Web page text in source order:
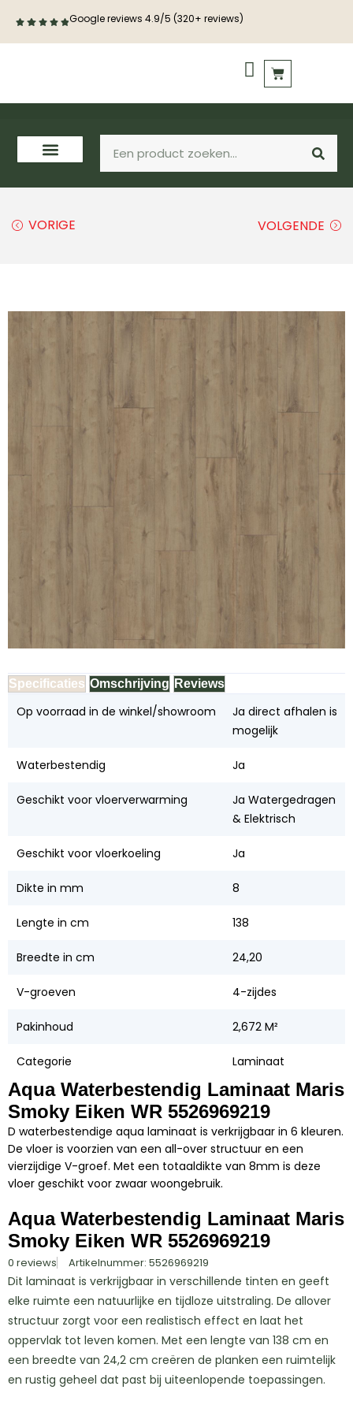
Google reviews 4.9/5 (320+ reviews)
VORIGE VOLGENDE
Specificaties Omschrijving Reviews
Op voorraad in de winkel/showroom
Ja direct afhalen is
mogelijk
Waterbestendig Ja
Geschikt voor vloerverwarming
Ja Watergedragen
& Elektrisch
Geschikt voor vloerkoeling Ja
Dikte in mm 8
Lengte in cm 138
Breedte in cm 24,20
V-groeven 4-zijdes
Pakinhoud 2,672 M²
Categorie Laminaat
Aqua Waterbestendig Laminaat Maris
Smoky Eiken WR 5526969219
D waterbestendige aqua laminaat is verkrijgbaar in 6 kleuren.
De vloer is voorzien van een all-over structuur en een
vierzijdige V-groef. Met een totaaldikte van 8mm is deze
vloer geschikt voor zwaar woongebruik.
Aqua Waterbestendig Laminaat Maris
Smoky Eiken WR 5526969219
0 reviews Artikelnummer: 5526969219
Dit laminaat is verkrijgbaar in verschillende tinten en geeft
elke ruimte een natuurlijke en tijdloze uitstraling. De allover
structuur zorgt voor een realistisch effect en laat het
oppervlak tot leven komen. Met een lengte van 138 cm en
een breedte van 24,2 cm creëren de planken een ruimtelijk
en rustig geheel dat past bij uiteenlopende toepassingen.